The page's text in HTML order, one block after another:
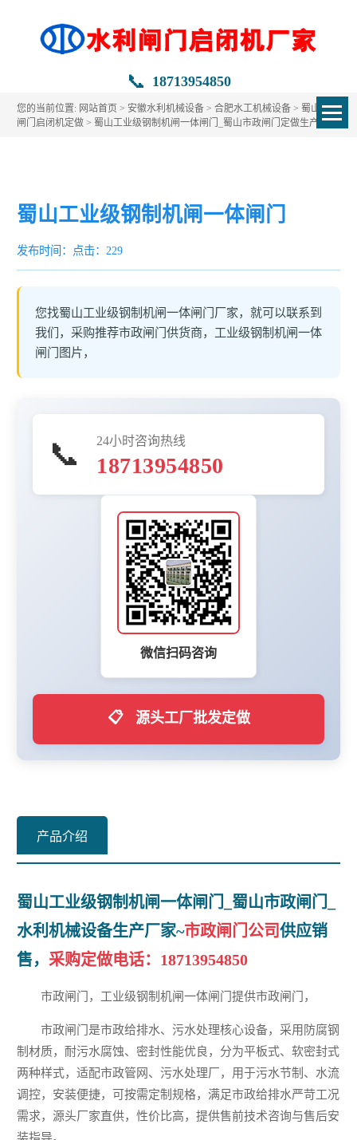
📞 18713954850
您的当前位置: 网站首页 > 安徽水利机械设备 >合肥水工机械设备 > 蜀山水利
闸门启闭机定做 > 蜀山工业级钢制机闸一体闸门_蜀山市政闸门定做生产厂家
蜀山工业级钢制机闸一体闸门
发布时间： 点击：229
您找蜀山工业级钢制机闸一体闸门厂家，就可以联系到
我们，采购推荐市政闸门供货商，工业级钢制机闸一体
闸门图片，
📞 24小时咨询热线
18713954850
微信扫码咨询
📋 源头工厂批发定做
产品介绍
蜀山工业级钢制机闸一体闸门_蜀山市政闸门_
水利机械设备生产厂家~市政闸门公司供应销
售，采购定做电话： 18713954850
市政闸门，工业级钢制机闸一体闸门提供市政闸门，
市政闸门是市政给排水、污水处理核心设备，采用防腐钢
制材质，耐污水腐蚀、密封性能优良，分为平板式、软密封式
两种样式，适配市政管网、污水处理厂，用于污水节制、水流
调控，安装便捷，可按需定制规格，满足市政给排水严苛工况
需求，源头厂家直供，性价比高，提供售前技术咨询与售后安